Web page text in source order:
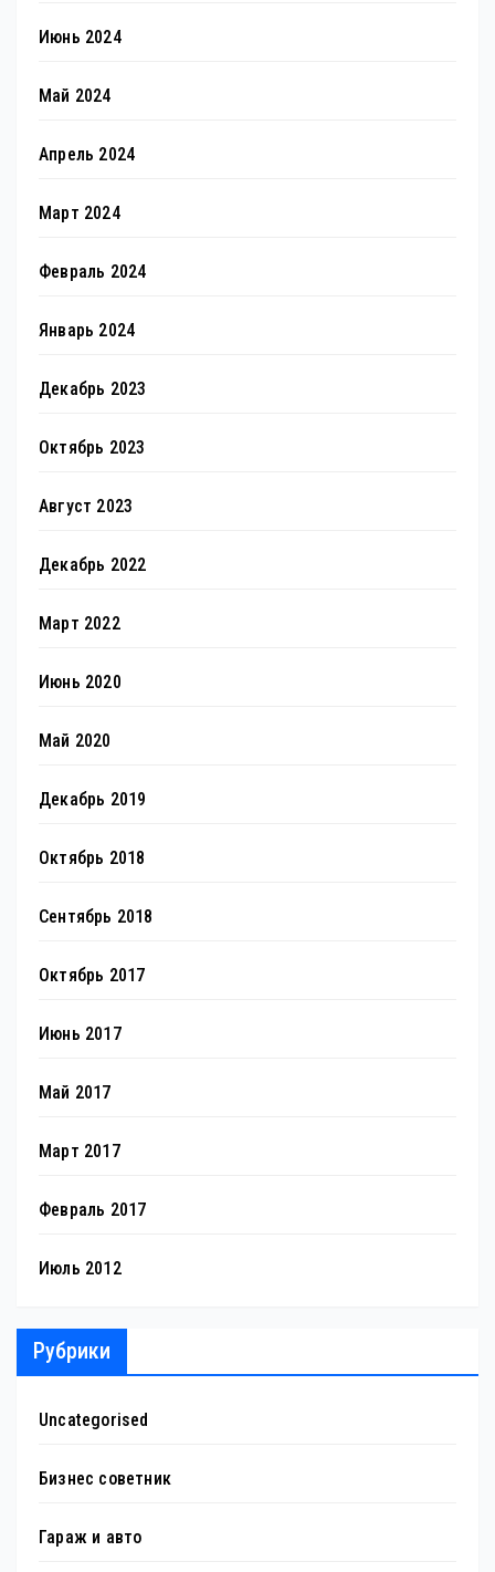
Июнь 2024
Май 2024
Апрель 2024
Март 2024
Февраль 2024
Январь 2024
Декабрь 2023
Октябрь 2023
Август 2023
Декабрь 2022
Март 2022
Июнь 2020
Май 2020
Декабрь 2019
Октябрь 2018
Сентябрь 2018
Октябрь 2017
Июнь 2017
Май 2017
Март 2017
Февраль 2017
Июль 2012
Рубрики
Uncategorised
Бизнес советник
Гараж и авто